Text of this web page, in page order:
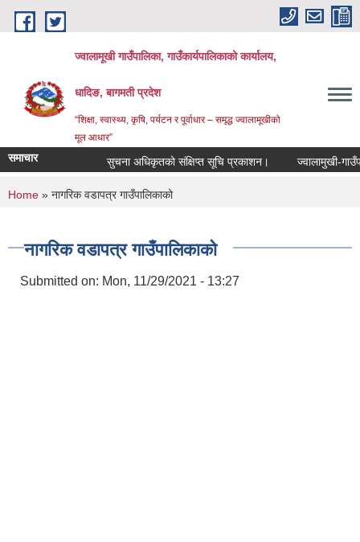
Skip to main content
ज्वालामूखी गाउँपालिका, गाउँकार्यपालिकाको कार्यालय,
धादिङ, बागमती प्रदेश
“शिक्षा, स्वास्थ्य, कृषि, पर्यटन र पूर्वाधार – समृद्ध ज्वालामूखीको
मूल आधार”
समाचार सुचना अधिकृतको संक्षिप्त सूचि प्रकाशन। ज्वालामुखी-
You are here
Home » नागरिक वडापत्र गाउँपालिकाको
नागरिक वडापत्र गाउँपालिकाको
Submitted on: Mon, 11/29/2021 - 13:27